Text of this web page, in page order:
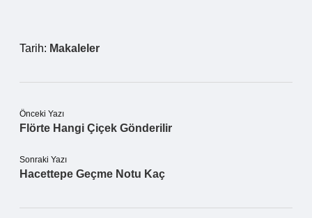
Tarih: Makaleler
Önceki Yazı
Flörte Hangi Çiçek Gönderilir
Sonraki Yazı
Hacettepe Geçme Notu Kaç